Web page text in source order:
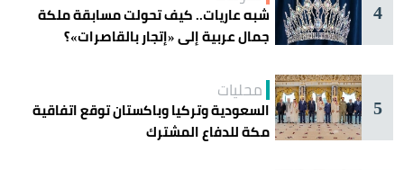
4
شبه عاريات.. كيف تحولت مسابقة ملكة
جمال عربية إلى «إتجار بالقاصرات»؟
5
محليات
السعودية وتركيا وباكستان توقع اتفاقية
مكة للدفاع المشترك